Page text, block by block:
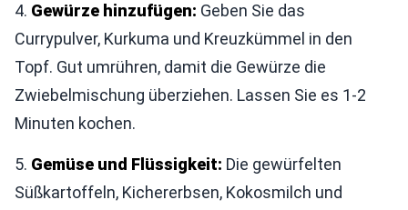
4. Gewürze hinzufügen: Geben Sie das
Currypulver, Kurkuma und Kreuzkümmel in den
Topf. Gut umrühren, damit die Gewürze die
Zwiebelmischung überziehen. Lassen Sie es 1-2
Minuten kochen.
5. Gemüse und Flüssigkeit: Die gewürfelten
Süßkartoffeln, Kichererbsen, Kokosmilch und